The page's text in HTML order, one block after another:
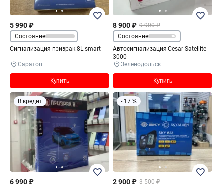
5 990 ₽
Состояние
Сигнализация призрак 8L smart
Саратов
Купить
8 900 ₽ 9 900 ₽
Состояние
Автосигнализация Cesar Satellite
3000
Зеленодольск
Купить
В кредит
6 990 ₽
- 17 %
2 900 ₽ 3 500 ₽